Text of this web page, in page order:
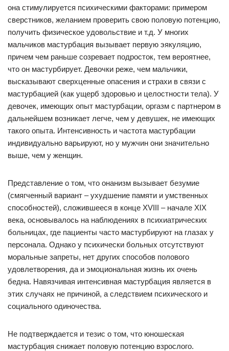
она стимулируется психическими факторами: примером
сверстников, желанием проверить свою половую потенцию,
получить физическое удовольствие и т.д. У многих
мальчиков мастурбация вызывает первую эякуляцию,
причем чем раньше созревает подросток, тем вероятнее,
что он мастурбирует. Девочки реже, чем мальчики,
высказывают сверхценные опасения и страхи в связи с
мастурбацией (как ущерб здоровью и целостности тела). У
девочек, имеющих опыт мастурбации, оргазм с партнером в
дальнейшем возникает легче, чем у девушек, не имеющих
такого опыта. Интенсивность и частота мастурбации
индивидуально варьируют, но у мужчин они значительно
выше, чем у женщин.
Представление о том, что онанизм вызывает безумие
(смягченный вариант – ухудшение памяти и умственных
способностей), сложившееся в конце XVIII – начале XIX
века, основывалось на наблюдениях в психиатрических
больницах, где пациенты часто мастурбируют на глазах у
персонала. Однако у психически больных отсутствуют
моральные запреты, нет других способов полового
удовлетворения, да и эмоциональная жизнь их очень
бедна. Навязчивая интенсивная мастурбация является в
этих случаях не причиной, а следствием психического и
социального одиночества.
Не подтверждается и тезис о том, что юношеская
мастурбация снижает половую потенцию взрослого.